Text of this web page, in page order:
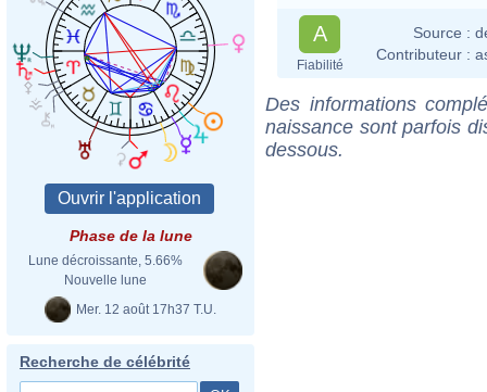
Phase de la lune
Lune décroissante, 5.66%
Nouvelle lune
Mer. 12 août 17h37 T.U.
Recherche de célébrité
A
Fiabilité
Source :
Contributeur :
Des informations
naissance sont parfois
dessous.